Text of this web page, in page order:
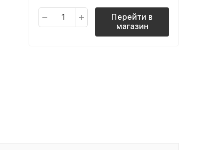
Перейти в
магазин